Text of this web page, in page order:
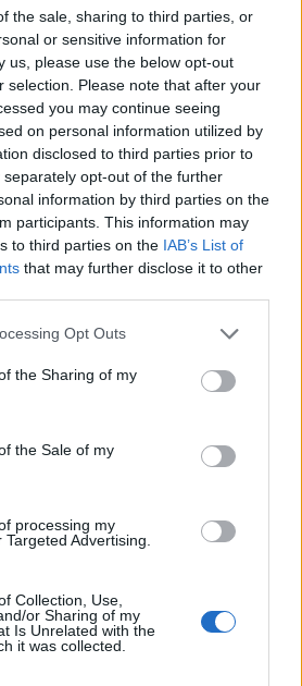
the sale, sharing to third parties, or
or sensitive information for
us, please use the below opt-out
selection. Please note that after your
you may continue seeing
on personal information utilized by
disclosed to third parties prior to
opt-out of the further
information by third parties on the
participants. This information may
to third parties on the IAB’s List of
that may further disclose it to other
app uses one or more Google
or usage behaviour. You may click to
Google and its third-party tags to
specified purposes in below Google
Opt Outs
the Sharing of my
the Sale of my
processing my
Advertising.
Collection, Use,
or Sharing of my
Is Unrelated with the
it was collected.
διαβιβάζεται στον
άσκηση ατομικής δίωξης σε
ενώ παράλληλα
οικείο αστυνομικό τμήμα
αυτόφωρης διαδικασίας.
μπορούν να
έκκληση στην αρμόδια
παράβολο αν έχει
της μηνυτήριας
Εργασίας οι
πμ
Δώρο Χριστουγέννων: Έως
5 Νοεμβρίου 2024, 5:48 μμ
σε "Ελλάδα"